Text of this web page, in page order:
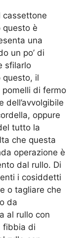
cassettone
questo è
una
un po’ di
sfilarlo
questo, il
di fermo
dell’avvolgibile
oppure
tutto la
che questa
operazione è
dal rullo. Di
i cosiddetti
o tagliare che
da
al rullo con
fibbia di